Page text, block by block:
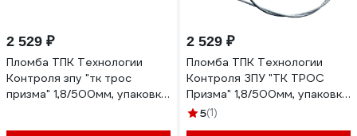
2 529 ₽
Пломба ТПК Технологии
Контроля зпу "тк трос
призма" 1,8/500мм, упаковка
2 529 ₽
Пломба ТПК Технологии
Контроля ЗПУ "ТК ТРОС
Призма" 1,8/500мм, упаковка
100 шт. 24124
5(1)